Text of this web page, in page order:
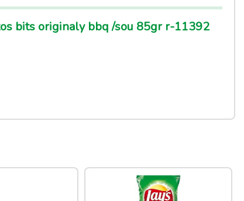
bits originaly bbq /sou 85gr r-11392